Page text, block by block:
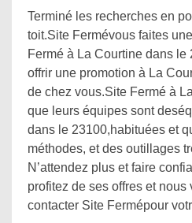
Terminé les recherches en
toit.Site Fermévous faites
Fermé à La Courtine dans
offrir une promotion à La
de chez vous.Site Fermé à
que leurs équipes sont
dans le 23100,habituées et
méthodes, et des outillages
N’attendez plus et faire
profitez de ses offres et nous
contacter Site Fermépour